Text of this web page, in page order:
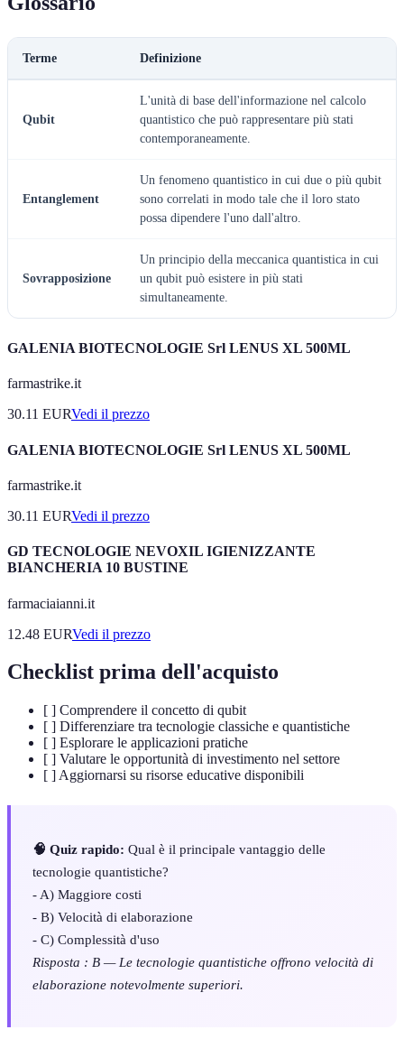
Terme Definizione
Qubit
L'unità di base dell'informazione nel calcolo
quantistico che può rappresentare più stati
contemporaneamente.
Entanglement
Un fenomeno quantistico in cui due o più qubit
sono correlati in modo tale che il loro stato
possa dipendere l'uno dall'altro.
Sovrapposizione
Un principio della meccanica quantistica in cui
un qubit può esistere in più stati
simultaneamente.
GALENIA BIOTECNOLOGIE Srl LENUS XL 500ML
farmastrike.it
30.11 EURVedi il prezzo
GALENIA BIOTECNOLOGIE Srl LENUS XL 500ML
farmastrike.it
30.11 EURVedi il prezzo
GD TECNOLOGIE NEVOXIL IGIENIZZANTE
BIANCHERIA 10 BUSTINE
farmaciaianni.it
12.48 EURVedi il prezzo
Checklist prima dell'acquisto
[ ] Comprendere il concetto di qubit
[ ] Differenziare tra tecnologie classiche e quantistiche
[ ] Esplorare le applicazioni pratiche
[ ] Valutare le opportunità di investimento nel settore
[ ] Aggiornarsi su risorse educative disponibili
🧠 Quiz rapido: Qual è il principale vantaggio delle
tecnologie quantistiche?
- A) Maggiore costi
- B) Velocità di elaborazione
- C) Complessità d'uso
Risposta : B — Le tecnologie quantistiche offrono velocità di
elaborazione notevolmente superiori.